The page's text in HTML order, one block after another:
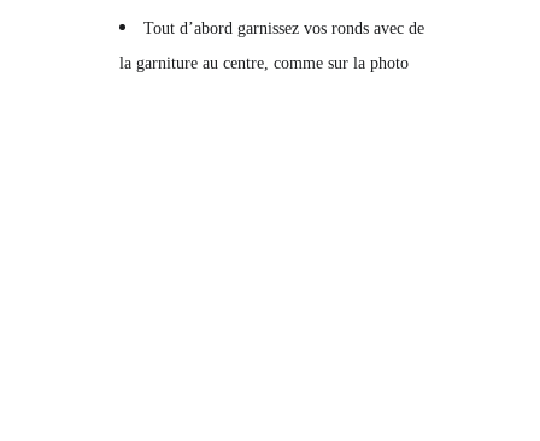
Tout d’abord garnissez vos ronds avec de
la garniture au centre, comme sur la photo